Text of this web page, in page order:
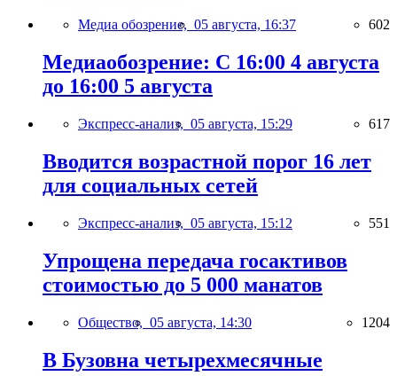
Медиа обозрение, 05 августа, 16:37 602
Медиаобозрение: С 16:00 4 августа
до 16:00 5 августа
Экспресс-анализ, 05 августа, 15:29 617
Вводится возрастной порог 16 лет
для социальных сетей
Экспресс-анализ, 05 августа, 15:12 551
Упрощена передача госактивов
стоимостью до 5 000 манатов
Общество, 05 августа, 14:30 1204
В Бузовна четырехмесячные